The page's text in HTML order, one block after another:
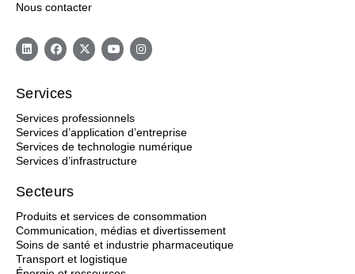
Nous contacter
Services
Services professionnels
Services d’application d’entreprise
Services de technologie numérique
Services d’infrastructure
Secteurs
Produits et services de consommation
Communication, médias et divertissement
Soins de santé et industrie pharmaceutique
Transport et logistique